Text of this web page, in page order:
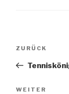
Vorheriger
ZURÜCK
Nächster
WEITER